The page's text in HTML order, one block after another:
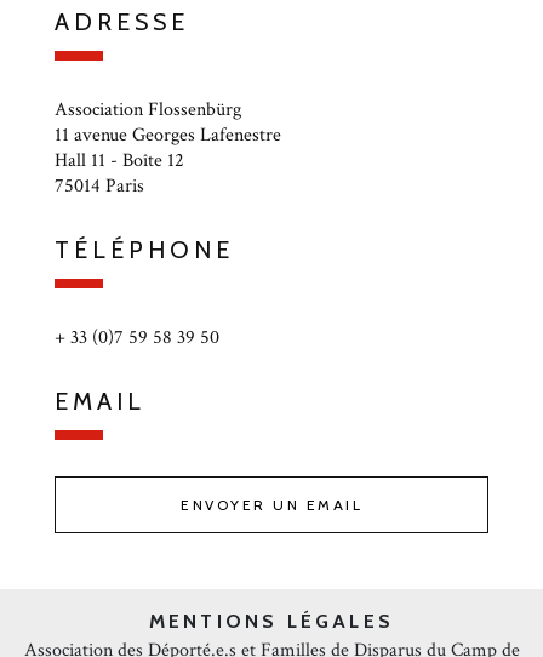
ADRESSE
Association Flossenbürg
11 avenue Georges Lafenestre
Hall 11 - Boîte 12
75014 Paris
TÉLÉPHONE
+ 33 (0)7 59 58 39 50
EMAIL
ENVOYER UN EMAIL
MENTIONS LÉGALES
Association des Déporté.e.s et Familles de Disparus du Camp de